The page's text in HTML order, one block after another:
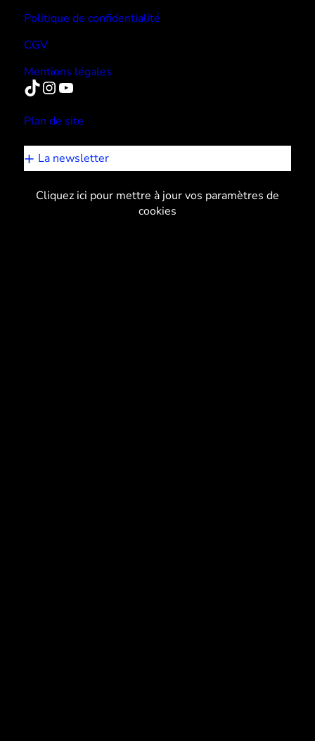
Politique de confidentialité
CGV
Mentions légales
TikTok InstagramYouTube
Plan de site
La newsletter
Cliquez ici pour mettre à jour vos paramètres de
cookies